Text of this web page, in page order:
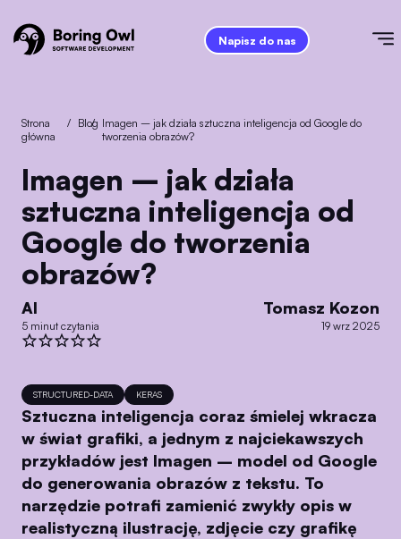
Napisz do nas
Strona
główna
/ Blog
/ Imagen – jak działa sztuczna inteligencja od Google do
tworzenia obrazów?
Imagen – jak działa
sztuczna inteligencja od
Google do tworzenia
obrazów?
AI
5 minut czytania
Tomasz Kozon
19 wrz 2025
STRUCTURED-DATA KERAS
Sztuczna inteligencja coraz śmielej wkracza
w świat grafiki, a jednym z najciekawszych
przykładów jest Imagen – model od Google
do generowania obrazów z tekstu. To
narzędzie potrafi zamienić zwykły opis w
realistyczną ilustrację, zdjęcie czy grafikę